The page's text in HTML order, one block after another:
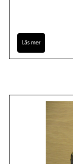
Läs mer